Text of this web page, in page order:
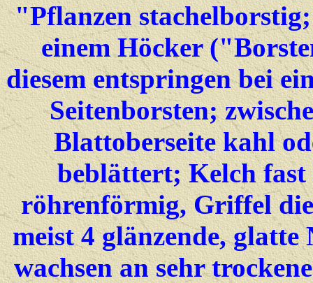
"Pflanzen
einem Höcker
diesem entspringen bei
Seitenborsten;
Blattoberseite kahl
beblättert; Kelch
röhrenförmig, Griffel
meist 4 glänzende,
wachsen an sehr